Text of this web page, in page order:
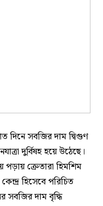
দিনে সবজির দাম দ্বিগুণ
দুর্বিষহ হয়ে উঠেছে।
পড়ায় ক্রেতারা হিমশিম
হিসেবে পরিচিত
সবজির দাম বৃদ্ধি